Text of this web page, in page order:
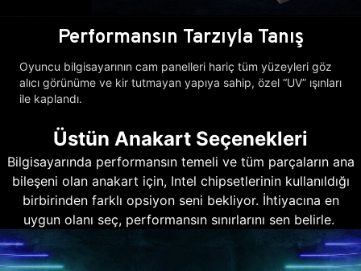
Performansın Tarzıyla Tanış
Oyuncu bilgisayarının cam panelleri hariç tüm yüzeyleri göz
alıcı görünüme ve kir tutmayan yapıya sahip, özel “UV” ışınları
ile kaplandı.
Üstün Anakart Seçenekleri
Bilgisayarında performansın temeli ve tüm parçaların ana
bileşeni olan anakart için, Intel chipsetlerinin kullanıldığı
birbirinden farklı opsiyon seni bekliyor. İhtiyacına en
uygun olanı seç, performansın sınırlarını sen belirle.